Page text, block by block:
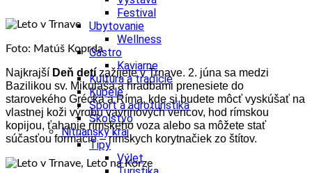
Festival
Ubytovanie
Wellness
Gastro
Kaviarne
Kultúra a tradície
Kúpele
Šport a agroturistika
Školstvo
Nitriansky kraj
Tipy
Výlet
Foto: Matúš Koprda
Najkrajší Deň detí zažijete v Trnave. 2. júna sa medzi
Bazilikou sv. Mikuláša a hradbami prenesiete do
starovekého Grécka a Ríma, kde si budete môcť vyskúšať na
vlastnej koži výrobu vavrínových vencov, hod rímskou
kopijou, ťahanie rímskeho voza alebo sa môžete stať
súčasťou formácie – rímskych korytnačiek zo štítov.